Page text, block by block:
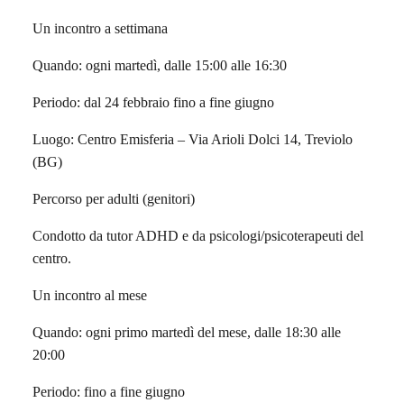
Un incontro a settimana
Quando: ogni martedì, dalle 15:00 alle 16:30
Periodo: dal 24 febbraio fino a fine giugno
Luogo: Centro Emisferia – Via Arioli Dolci 14, Treviolo
(BG)
Percorso per adulti (genitori)
Condotto da tutor ADHD e da psicologi/psicoterapeuti del
centro.
Un incontro al mese
Quando: ogni primo martedì del mese, dalle 18:30 alle
20:00
Periodo: fino a fine giugno